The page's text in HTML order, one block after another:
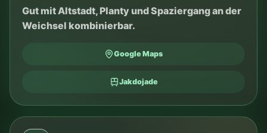
der beliebtesten Touren außerhalb des
Zentrums.
Google Maps
Jakdojade